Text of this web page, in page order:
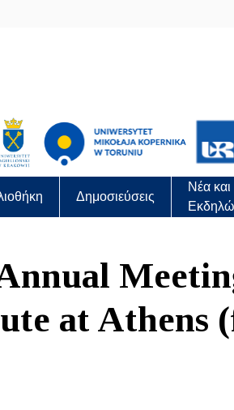
Δημοσιεύσεις
Νέα και
at Athens